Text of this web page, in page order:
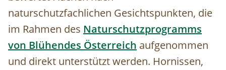
naturschutzfachlichen Gesichtspunkten, die
im Rahmen des Naturschutzprogramms
von Blühendes Österreich aufgenommen
und direkt unterstützt werden. Hornissen,